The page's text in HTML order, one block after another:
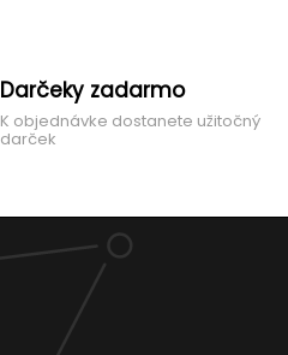
Darčeky zadarmo
K objednávke dostanete užitočný
darček